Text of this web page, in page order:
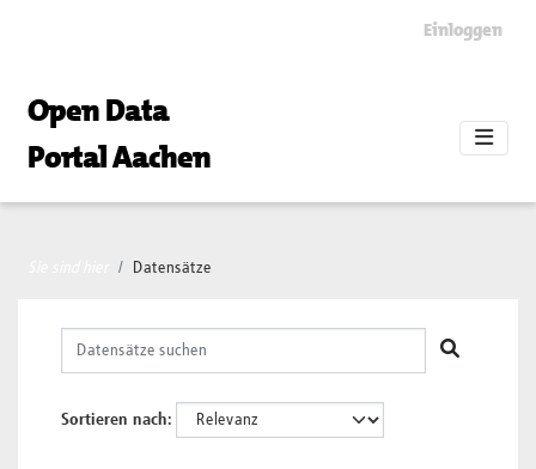
Einloggen
Open Data
Portal Aachen
Datensätze
Sortieren nach